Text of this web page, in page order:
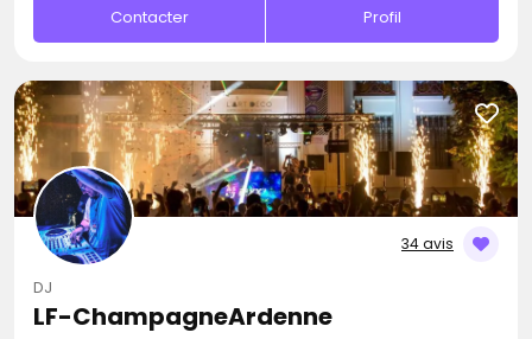
Contacter Profil
34 avis
DJ
LF-ChampagneArdenne